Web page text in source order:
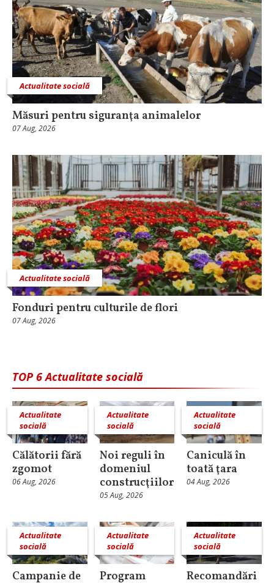
Actualitate socială
Măsuri pentru siguranţa animalelor
07 Aug, 2026
Actualitate socială
Fonduri pentru culturile de flori
07 Aug, 2026
TOP 6 Actualitate socială
Actualitate
socială
Călătorii fără
zgomot
06 Aug, 2026
Actualitate
socială
Noi reguli în
domeniul
construcţiilor
05 Aug, 2026
Actualitate
socială
Caniculă în
toată ţara
04 Aug, 2026
Actualitate
socială
Campanie de
Actualitate
socială
Program
Actualitate
socială
Recomandări